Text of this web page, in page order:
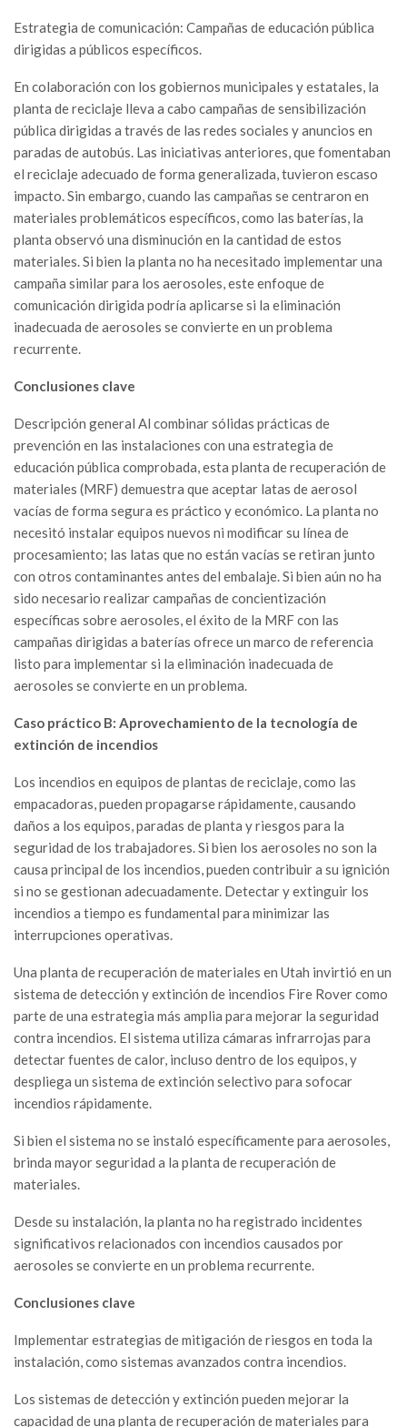
Estrategia de comunicación: Campañas de educación pública
dirigidas a públicos específicos.
En colaboración con los gobiernos municipales y estatales, la
planta de reciclaje lleva a cabo campañas de sensibilización
pública dirigidas a través de las redes sociales y anuncios en
paradas de autobús. Las iniciativas anteriores, que fomentaban
el reciclaje adecuado de forma generalizada, tuvieron escaso
impacto. Sin embargo, cuando las campañas se centraron en
materiales problemáticos específicos, como las baterías, la
planta observó una disminución en la cantidad de estos
materiales. Si bien la planta no ha necesitado implementar una
campaña similar para los aerosoles, este enfoque de
comunicación dirigida podría aplicarse si la eliminación
inadecuada de aerosoles se convierte en un problema
recurrente.
Conclusiones clave
Descripción general Al combinar sólidas prácticas de
prevención en las instalaciones con una estrategia de
educación pública comprobada, esta planta de recuperación de
materiales (MRF) demuestra que aceptar latas de aerosol
vacías de forma segura es práctico y económico. La planta no
necesitó instalar equipos nuevos ni modificar su línea de
procesamiento; las latas que no están vacías se retiran junto
con otros contaminantes antes del embalaje. Si bien aún no ha
sido necesario realizar campañas de concientización
específicas sobre aerosoles, el éxito de la MRF con las
campañas dirigidas a baterías ofrece un marco de referencia
listo para implementar si la eliminación inadecuada de
aerosoles se convierte en un problema.
Caso práctico B: Aprovechamiento de la tecnología de
extinción de incendios
Los incendios en equipos de plantas de reciclaje, como las
empacadoras, pueden propagarse rápidamente, causando
daños a los equipos, paradas de planta y riesgos para la
seguridad de los trabajadores. Si bien los aerosoles no son la
causa principal de los incendios, pueden contribuir a su ignición
si no se gestionan adecuadamente. Detectar y extinguir los
incendios a tiempo es fundamental para minimizar las
interrupciones operativas.
Una planta de recuperación de materiales en Utah invirtió en un
sistema de detección y extinción de incendios Fire Rover como
parte de una estrategia más amplia para mejorar la seguridad
contra incendios. El sistema utiliza cámaras infrarrojas para
detectar fuentes de calor, incluso dentro de los equipos, y
despliega un sistema de extinción selectivo para sofocar
incendios rápidamente.
Si bien el sistema no se instaló específicamente para aerosoles,
brinda mayor seguridad a la planta de recuperación de
materiales.
Desde su instalación, la planta no ha registrado incidentes
significativos relacionados con incendios causados por
aerosoles se convierte en un problema recurrente.
Conclusiones clave
Implementar estrategias de mitigación de riesgos en toda la
instalación, como sistemas avanzados contra incendios.
Los sistemas de detección y extinción pueden mejorar la
capacidad de una planta de recuperación de materiales para